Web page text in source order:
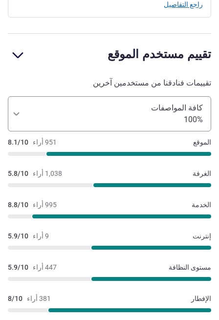
راجع التفاصيل
تقييم مستخدم الموقع
تقييمات فنادقنا من مستخدمين آخرين
كافة المواصفات
100%
951 أراء 8.1/10 الموقع
1,038 أراء 5.8/10 الغرفة
995 أراء 8.8/10 الخدمة
9 أراء 5.9/10 إنترنت
447 أراء 5.9/10 مستوى النظافة
381 أراء 8/10 الإفطار